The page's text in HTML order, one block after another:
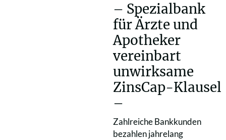
– Spezialbank
für Ärzte und
Apotheker
vereinbart
unwirksame
ZinsCap-Klausel
–
Zahlreiche Bankkunden
bezahlen jahrelang